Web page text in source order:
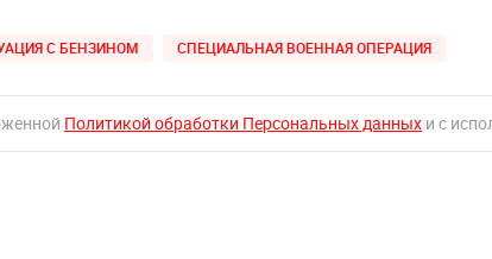
С БЕНЗИНОМ СПЕЦИАЛЬНАЯ ВОЕННАЯ ОПЕРАЦИЯ
Политикой обработки Персональных данных и с